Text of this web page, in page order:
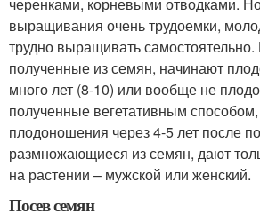
выращивания очень трудоемки,
трудно выращивать самостоятельно.
полученные из семян, начинают
много лет (8-10) или вообще не
полученные вегетативным
плодоношения через 4-5 лет после
размножающиеся из семян, дают
на растении – мужской или женский.
Посев семян